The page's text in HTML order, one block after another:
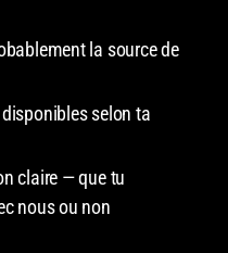
la source de
selon ta
claire — que tu
nous ou non